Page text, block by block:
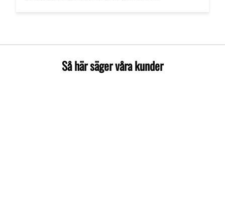
Så här säger våra kunder